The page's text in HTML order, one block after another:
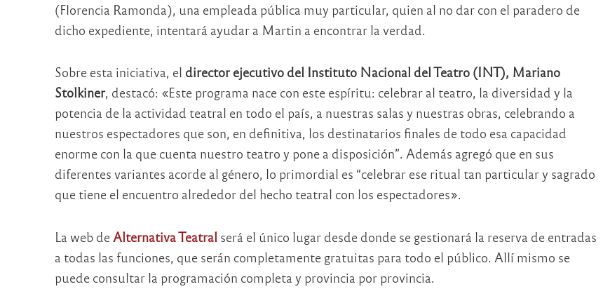
(Florencia Ramonda), una empleada pública muy particular, quien al no dar con el paradero de
dicho expediente, intentará ayudar a Martin a encontrar la verdad.
Sobre esta iniciativa, el director ejecutivo del Instituto Nacional del Teatro (INT), Mariano
Stolkiner, destacó: «Este programa nace con este espíritu: celebrar al teatro, la diversidad y la
potencia de la actividad teatral en todo el país, a nuestras salas y nuestras obras, celebrando a
nuestros espectadores que son, en definitiva, los destinatarios finales de todo esa capacidad
enorme con la que cuenta nuestro teatro y pone a disposición”. Además agregó que en sus
diferentes variantes acorde al género, lo primordial es “celebrar ese ritual tan particular y sagrado
que tiene el encuentro alrededor del hecho teatral con los espectadores».
La web de Alternativa Teatral será el único lugar desde donde se gestionará la reserva de entradas
a todas las funciones, que serán completamente gratuitas para todo el público. Allí mismo se
puede consultar la programación completa y provincia por provincia.